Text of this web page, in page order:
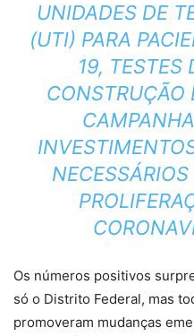
UNIDADES DE
(UTI) PARA
19, TESTES
CONSTRUÇÃO
Os números positivos
só o Distrito Federal, mas
promoveram mudanças